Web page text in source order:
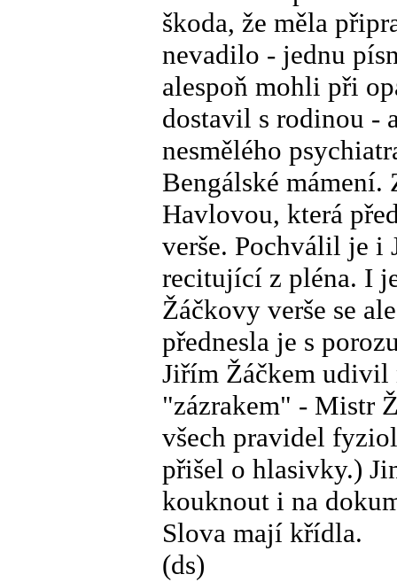
škoda, že měla
nevadilo - jednu
alespoň mohli při
dostavil s rodinou -
nesmělého
Bengálské
Havlovou, která
verše. Pochválil je i
recitující z pléna. I
Žáčkovy verše se
přednesla je s
Jiřím Žáčkem udivil
"zázrakem" - Mistr
všech pravidel
přišel o hlasivky.)
kouknout i na
Slova mají křídla.
(ds)